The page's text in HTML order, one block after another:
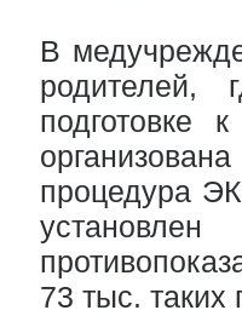
В
родителей,
подготовке
процедура
73 тыс. таких